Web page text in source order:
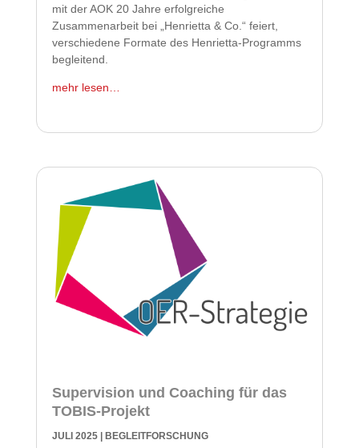
mit der AOK 20 Jahre erfolgreiche
Zusammenarbeit bei „Henrietta & Co.“ feiert,
verschiedene Formate des Henrietta-Programms
begleitend.
mehr lesen…
Supervision und Coaching für das
TOBIS-Projekt
JULI 2025| BEGLEITFORSCHUNG